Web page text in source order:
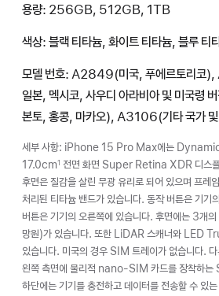
용량: 256GB, 512GB, 1TB
색상: 블랙 티타늄, 화이트 티타늄, 블루 티
모델 번호: A2849(미국, 푸에르토리코
일본, 멕시코, 사우디 아라비아 및 미국령
본토, 홍콩, 마카오), A3106(기타 국가
세부 사항: iPhone 15 Pro Max에는
17.0cm1 전면 화면 Super Retina XDR 디스플
후면은 질감을 살린 무광 유리로 되어 있으며 프레
처리된 티타늄 밴드가 있습니다. 동작 버튼은 기기
버튼은 기기의 오른쪽에 있습니다. 후면에는 3개
망원)가 있습니다. 또한 LiDAR 스캐너와 LED
있습니다. 미국의 경우 SIM 트레이가 없습니다.
왼쪽 측면에 물리적 nano-SIM 카드를 장착하는
하단에는 기기를 충전하고 데이터를 전송할 수 있